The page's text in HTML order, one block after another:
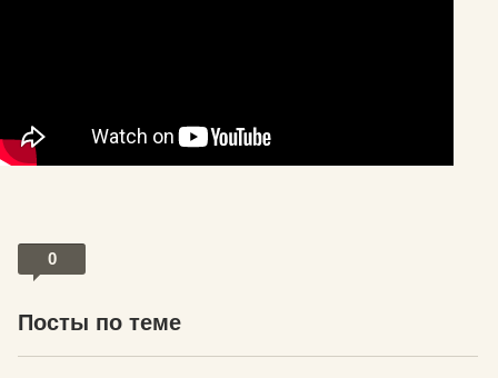
0
Посты по теме